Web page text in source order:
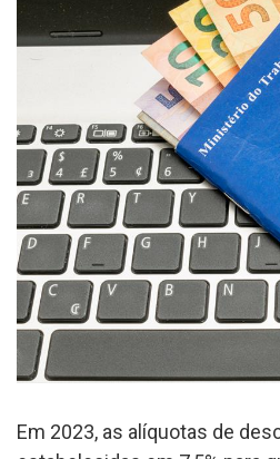
Em 2023, as alíquotas de